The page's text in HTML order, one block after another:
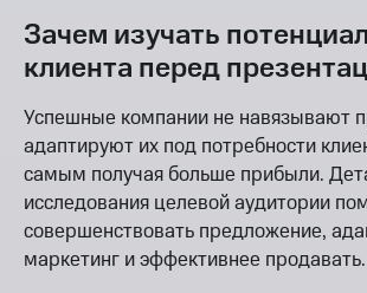
Зачем изучать
клиента перед
Успешные компании не навязывают
адаптируют их под потребности
самым получая больше прибыли.
исследования целевой аудитории
совершенствовать предложение,
маркетинг и эффективнее продавать.